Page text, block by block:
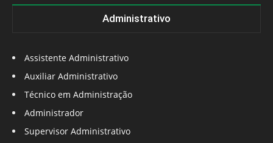
Administrativo
Assistente Administrativo
Auxiliar Administrativo
Técnico em Administração
Administrador
Supervisor Administrativo